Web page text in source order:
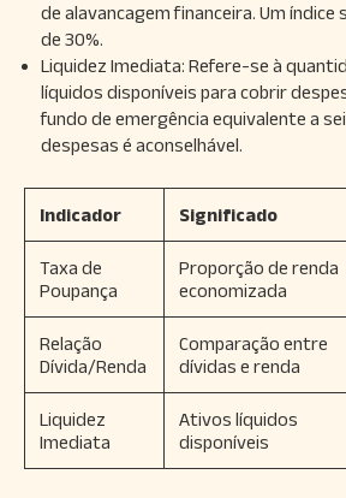
de alavancagem financeira. Um índice
de 30%.
Liquidez Imediata: Refere-se à
líquidos disponíveis para cobrir
fundo de emergência equivalente a
despesas é aconselhável.
Indicador Significado
Taxa de
Poupança
Proporção de renda
economizada
Relação
Dívida/Renda
Comparação entre
dívidas e renda
Liquidez
Imediata
Ativos líquidos
disponíveis